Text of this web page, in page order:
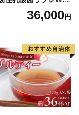
36本（計108本）
36,000円